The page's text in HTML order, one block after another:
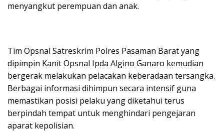
menyangkut perempuan dan anak.
Tim Opsnal Satreskrim Polres Pasaman Barat yang
dipimpin Kanit Opsnal Ipda Algino Ganaro kemudian
bergerak melakukan pelacakan keberadaan tersangka.
Berbagai informasi dihimpun secara intensif guna
memastikan posisi pelaku yang diketahui terus
berpindah tempat untuk menghindari pengejaran
aparat kepolisian.